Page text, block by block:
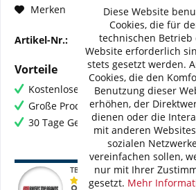
Merken Fragen zum Artikel?
Artikel-Nr.: BMC-FM-856-04
Vorteile
Kostenloser Versand ab € 60,-
Große Produktauswahl mit mehr
30 Tage Geld-Zurück-Garantie
Diese Website
Cookies, die für
technischen Betrieb
Website erforderlich
stets gesetzt werden.
Cookies, die den
Benutzung dieser
erhöhen, der
dienen oder die
mit anderen
sozialen
vereinfachen sollen,
nur mit Ihrer
gesetzt. Mehr